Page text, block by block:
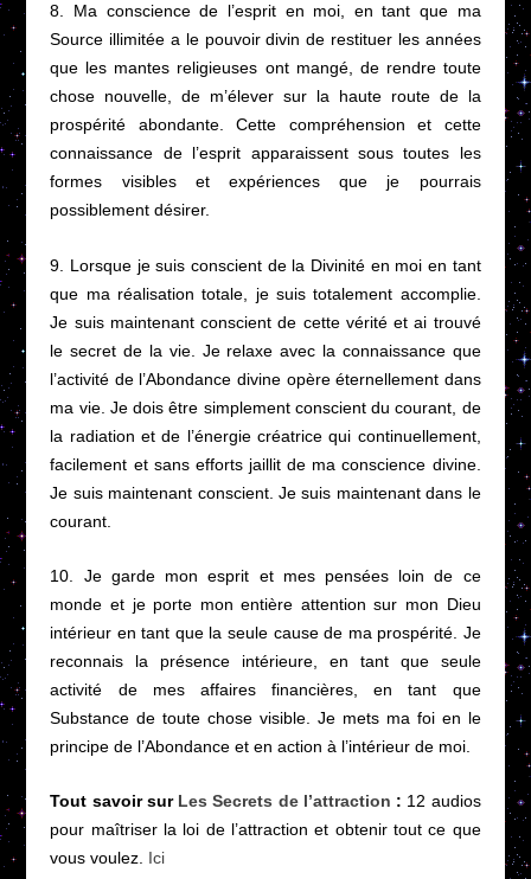
8. Ma conscience de l’esprit en moi, en tant que ma
Source illimitée a le pouvoir divin de restituer les années
que les mantes religieuses ont mangé, de rendre toute
chose nouvelle, de m’élever sur la haute route de la
prospérité abondante. Cette compréhension et cette
connaissance de l’esprit apparaissent sous toutes les
formes visibles et expériences que je pourrais
possiblement désirer.
9. Lorsque je suis conscient de la Divinité en moi en tant
que ma réalisation totale, je suis totalement accomplie.
Je suis maintenant conscient de cette vérité et ai trouvé
le secret de la vie. Je relaxe avec la connaissance que
l’activité de l’Abondance divine opère éternellement dans
ma vie. Je dois être simplement conscient du courant, de
la radiation et de l’énergie créatrice qui continuellement,
facilement et sans efforts jaillit de ma conscience divine.
Je suis maintenant conscient. Je suis maintenant dans le
courant.
10. Je garde mon esprit et mes pensées loin de ce
monde et je porte mon entière attention sur mon Dieu
intérieur en tant que la seule cause de ma prospérité. Je
reconnais la présence intérieure, en tant que seule
activité de mes affaires financières, en tant que
Substance de toute chose visible. Je mets ma foi en le
principe de l’Abondance et en action à l’intérieur de moi.
Tout savoir sur Les Secrets de l’attraction : 12 audios
pour maîtriser la loi de l’attraction et obtenir tout ce que
vous voulez. Ici